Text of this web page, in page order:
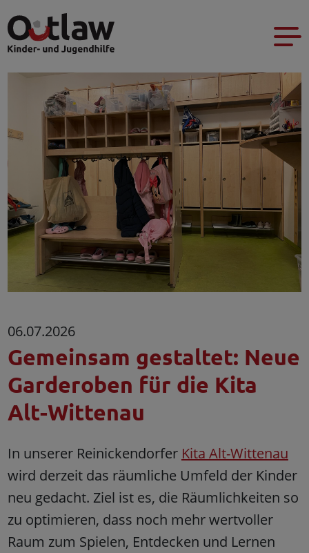
06.07.2026
Gemeinsam gestaltet: Neue
Garderoben für die Kita
Alt-Wittenau
In unserer Reinickendorfer Kita Alt-Wittenau
wird derzeit das räumliche Umfeld der Kinder
neu gedacht. Ziel ist es, die Räumlichkeiten so
zu optimieren, dass noch mehr wertvoller
Raum zum Spielen, Entdecken und Lernen